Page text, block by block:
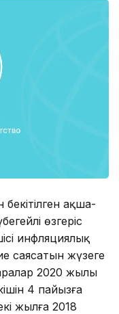
ақша-
өзгеріс
инфляциялық
саясатын жүзеге
2020 жылы
4 пайызға
жылға 2018